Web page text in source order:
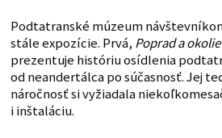
Podtatranské múzeum
stále expozície. Prvá, Poprad a
prezentuje históriu osídlenia
od neandertálca po súčasnosť. Jej
náročnosť si vyžiadala
i inštaláciu.